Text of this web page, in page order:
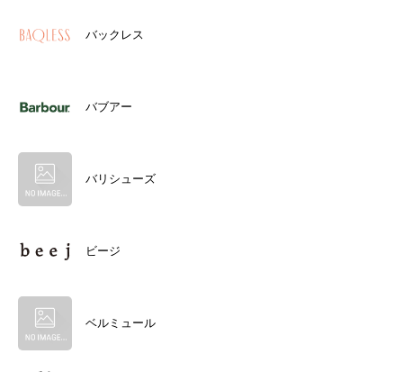
バックレス
バブアー
バリシューズ
ビージ
ベルミュール